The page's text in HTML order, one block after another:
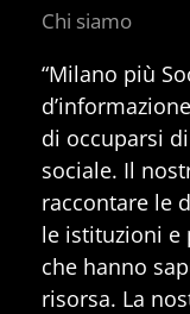
Chi siamo
“Milano più
di occuparsi
sociale. Il
raccontare le
le istituzioni e
che hanno
risorsa. La